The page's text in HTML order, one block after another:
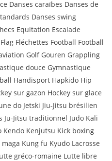
Danses caraïbes Danses de
Danses swing
Equitation Escalade
Fléchettes Football Football
Golf Gouren Grappling
douce Gymnastique
Handisport Hapkido Hip
sur gazon Hockey sur glace
do Jetski Jiu-Jitsu brésilien
Ju-Jitsu traditionnel Judo Kali
Kendo Kenjutsu Kick boxing
Kung fu Kyudo Lacrosse
gréco-romaine Lutte libre